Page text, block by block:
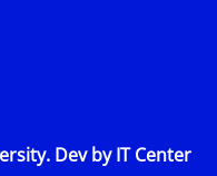
Dev by IT Center